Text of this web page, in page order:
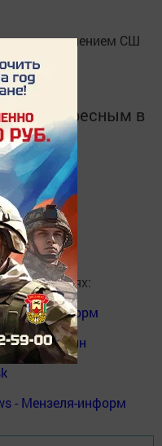
отделением СШ
и интересным в
в
MАХ:
сетях:
информ
онлайн
- Мензеля-информ